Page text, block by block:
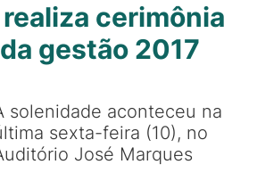
cerimônia
gestão 2017
solenidade aconteceu na
sexta-feira (10), no
José Marques